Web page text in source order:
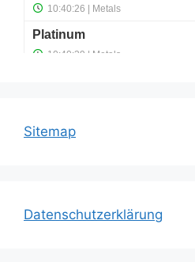
Sitemap
Datenschutzerklärung